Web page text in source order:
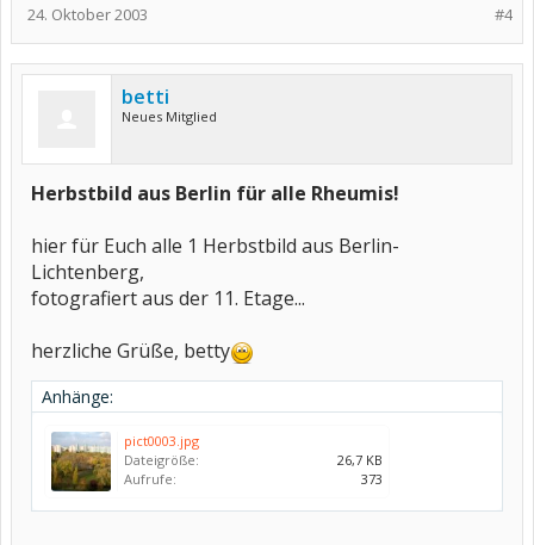
#4
24. Oktober 2003
betti
Neues Mitglied
Herbstbild aus Berlin für alle Rheumis!
hier für Euch alle 1 Herbstbild aus Berlin-
Lichtenberg,
fotografiert aus der 11. Etage...
herzliche Grüße, betty
Anhänge:
pict0003.jpg
Dateigröße:
26,7 KB
Aufrufe:
373